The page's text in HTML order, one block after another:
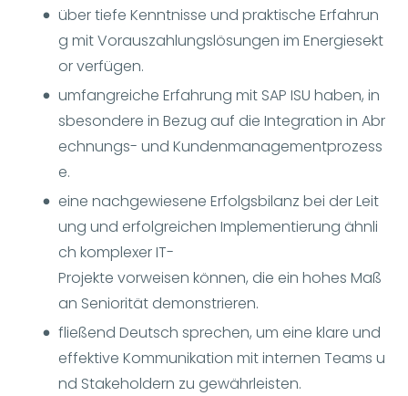
über tiefe Kenntnisse und praktische Erfahrun
g mit Vorauszahlungslösungen im Energiesekt
or verfügen.
umfangreiche Erfahrung mit SAP ISU haben, in
sbesondere in Bezug auf die Integration in Abr
echnungs- und Kundenmanagementprozess
e.
eine nachgewiesene Erfolgsbilanz bei der Leit
ung und erfolgreichen Implementierung ähnli
ch komplexer IT-
Projekte vorweisen können, die ein hohes Maß
an Seniorität demonstrieren.
fließend Deutsch sprechen, um eine klare und
effektive Kommunikation mit internen Teams u
nd Stakeholdern zu gewährleisten.